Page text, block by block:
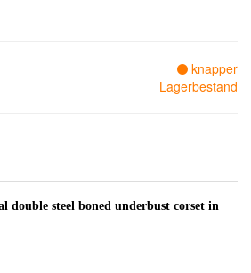
knapper
Lagerbestand
double steel boned underbust corset in